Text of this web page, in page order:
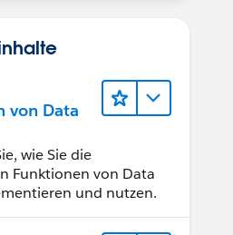
von Data
wie Sie die
Funktionen von Data
und nutzen.